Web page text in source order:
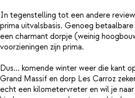
In tegenstelling tot een andere
prima uitvalsbasis. Genoeg
een charmant dorpje (weinig
voorzieningen zijn prima.
Dus... komende winter weer die kant
Grand Massif en dorp Les Carroz
echt een kilometervreter en wil je